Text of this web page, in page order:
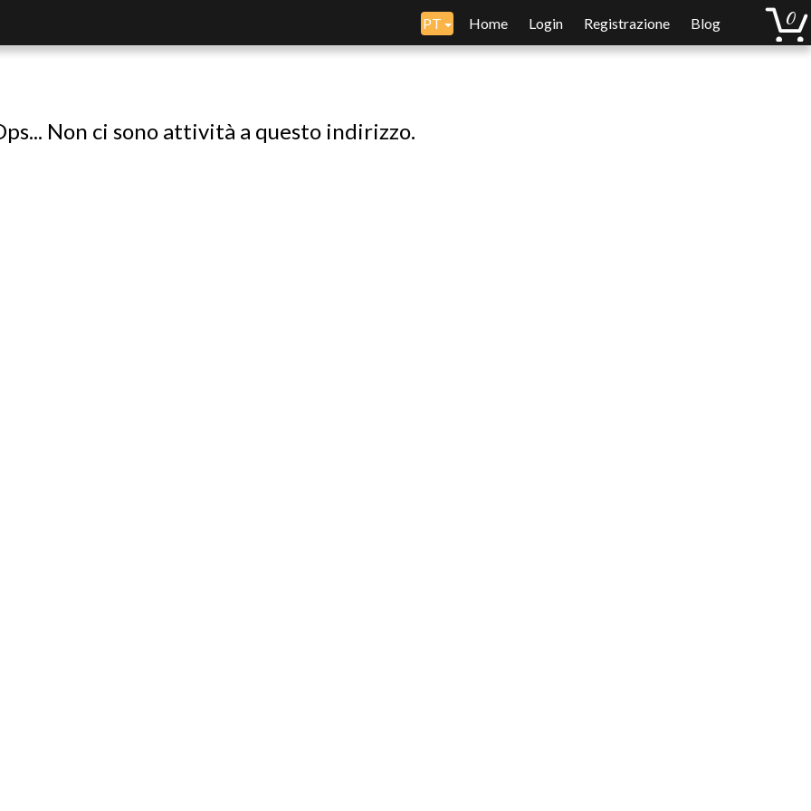
PT Home Login Registrazione Blog
Non ci sono attività a questo indirizzo.